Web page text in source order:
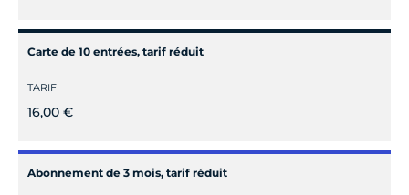
Carte de 10 entrées, tarif réduit
TARIF
16,00 €
Abonnement de 3 mois, tarif réduit